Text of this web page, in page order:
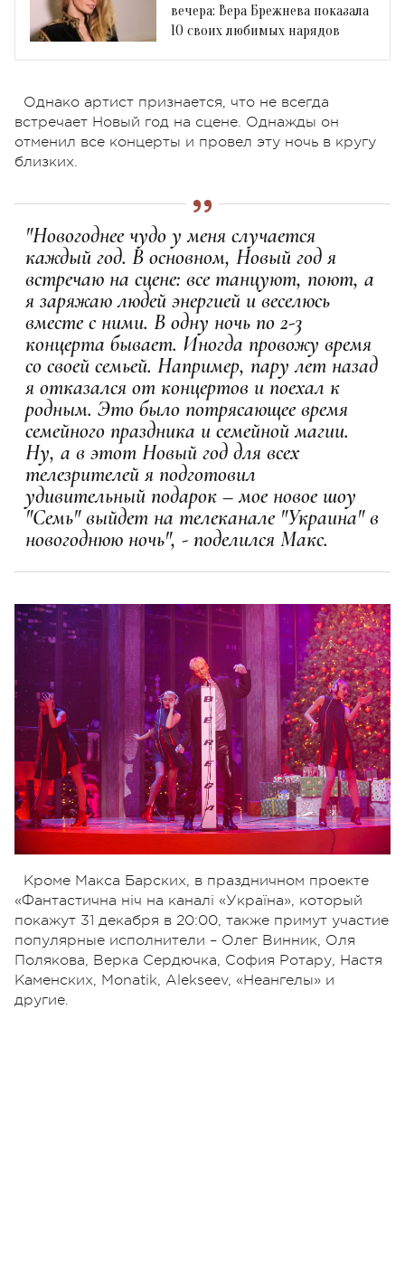
вечера: Вера Брежнева показала
10 своих любимых нарядов
Однако артист признается, что не всегда
встречает Новый год на сцене. Однажды он
отменил все концерты и провел эту ночь в кругу
близких.
"Новогоднее чудо у меня случается
каждый год. В основном, Новый год я
встречаю на сцене: все танцуют, поют, а
я заряжаю людей энергией и веселюсь
вместе с ними. В одну ночь по 2-3
концерта бывает. Иногда провожу время
со своей семьей. Например, пару лет назад
я отказался от концертов и поехал к
родным. Это было потрясающее время
семейного праздника и семейной магии.
Ну, а в этот Новый год для всех
телезрителей я подготовил
удивительный подарок – мое новое шоу
"Семь" выйдет на телеканале "Украина" в
новогоднюю ночь", - поделился Макс.
Кроме Макса Барских, в праздничном проекте
«Фантастична ніч на каналі «Україна», который
покажут 31 декабря в 20:00, также примут участие
популярные исполнители – Олег Винник, Оля
Полякова, Верка Сердючка, София Ротару, Настя
Каменских, Monatik, Alekseev, «Неангелы» и
другие.